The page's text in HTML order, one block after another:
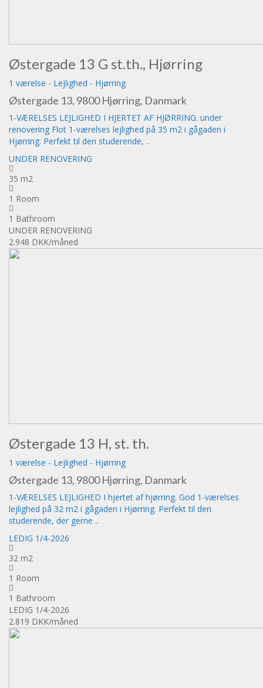
Østergade 13 G st.th., Hjørring
1 værelse - Lejlighed - Hjørring
Østergade 13, 9800 Hjørring, Danmark
1-VÆRELSES LEJLIGHED I HJERTET AF HJØRRING. under
renovering Flot 1-værelses lejlighed på 35 m2 i gågaden i
Hjørring. Perfekt til den studerende, ..
UNDER RENOVERING
35 m2
1 Room
1 Bathroom
UNDER RENOVERING
2.948 DKK/måned
Østergade 13 H, st. th.
1 værelse - Lejlighed - Hjørring
Østergade 13, 9800 Hjørring, Danmark
1-VÆRELSES LEJLIGHED I hjertet af hjørring. God 1-værelses
lejlighed på 32 m2 i gågaden i Hjørring. Perfekt til den
studerende, der gerne ..
LEDIG 1/4-2026
32 m2
1 Room
1 Bathroom
LEDIG 1/4-2026
2.819 DKK/måned